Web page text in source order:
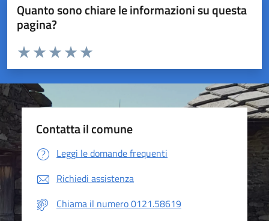
Quanto sono chiare le informazioni su questa
pagina?
Valuta da 1 a 5 stelle la pagina
Valuta 5 stelle su 5
Valuta 4 stelle su 5
Valuta 3 stelle su 5
Valuta 2 stelle su 5
Valuta 1 stelle su 5
Contatta il comune
Leggi le domande frequenti
Richiedi assistenza
Chiama il numero 0121.58619